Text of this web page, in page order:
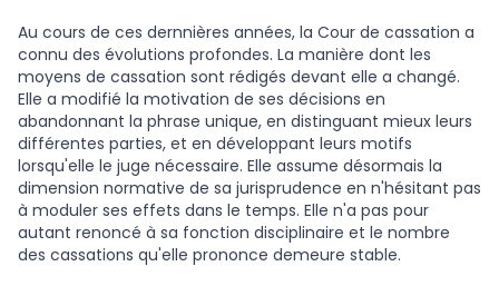
Au cours de ces dernnières années, la Cour de cassation a
connu des évolutions profondes. La manière dont les
moyens de cassation sont rédigés devant elle a changé.
Elle a modifié la motivation de ses décisions en
abandonnant la phrase unique, en distinguant mieux leurs
différentes parties, et en développant leurs motifs
lorsqu'elle le juge nécessaire. Elle assume désormais la
dimension normative de sa jurisprudence en n'hésitant pas
à moduler ses effets dans le temps. Elle n'a pas pour
autant renoncé à sa fonction disciplinaire et le nombre
des cassations qu'elle prononce demeure stable.